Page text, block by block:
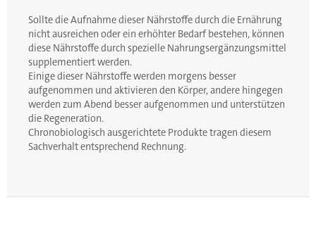
Sollte die Aufnahme dieser Nährstoffe durch die Ernährung
nicht ausreichen oder ein erhöhter Bedarf bestehen, können
diese Nährstoffe durch spezielle Nahrungsergänzungsmittel
supplementiert werden.
Einige dieser Nährstoffe werden morgens besser
aufgenommen und aktivieren den Körper, andere hingegen
werden zum Abend besser aufgenommen und unterstützen
die Regeneration.
Chronobiologisch ausgerichtete Produkte tragen diesem
Sachverhalt entsprechend Rechnung.